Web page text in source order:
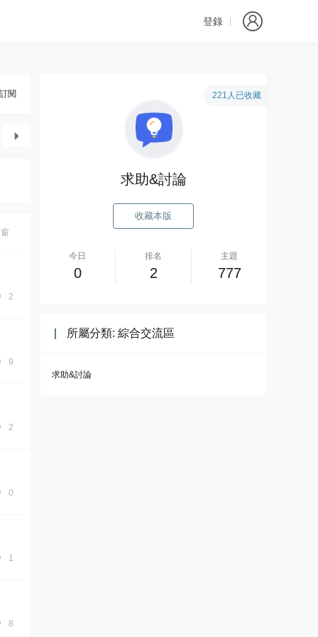
登錄
訂閱
2
9
2
0
1
8
221人已收藏
求助&討論
收藏本版
今日
0
排名
2
主題
777
所屬分類: 綜合交流區
求助&討論